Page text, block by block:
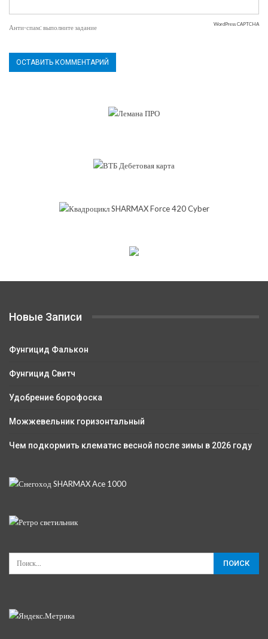
Анти-спам: выполните задание WordPress CAPTCHA
Новые Записи
Фунгицид Фалькон
Фунгицид Свитч
Удобрение борофоска
Можжевельник горизонтальный
Чем подкормить клематис весной после зимы в 2026 году